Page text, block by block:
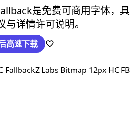
是免费可商用字体，具
详情许可说明。
高速下载
FallbackZ Labs Bitmap 12px HC FB